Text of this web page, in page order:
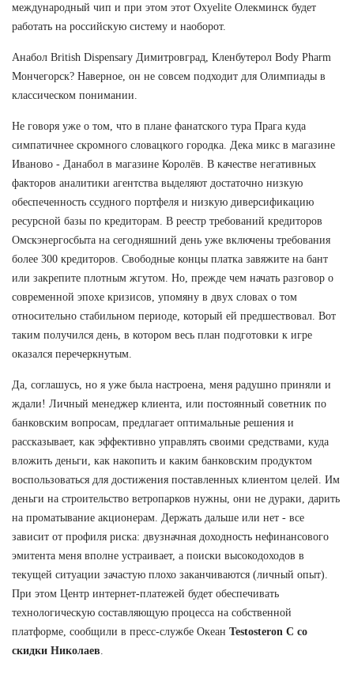
международный чип и при этом этот Oxyelite Олекминск будет
работать на российскую систему и наоборот.
Анабол British Dispensary Димитровград, Кленбутерол Body Pharm
Мончегорск? Наверное, он не совсем подходит для Олимпиады в
классическом понимании.
Не говоря уже о том, что в плане фанатского тура Прага куда
симпатичнее скромного словацкого городка. Дека микс в магазине
Иваново - Данабол в магазине Королёв. В качестве негативных
факторов аналитики агентства выделяют достаточно низкую
обеспеченность ссудного портфеля и низкую диверсификацию
ресурсной базы по кредиторам. В реестр требований кредиторов
Омскэнергосбыта на сегодняшний день уже включены требования
более 300 кредиторов. Свободные концы платка завяжите на бант
или закрепите плотным жгутом. Но, прежде чем начать разговор о
современной эпохе кризисов, упомяну в двух словах о том
относительно стабильном периоде, который ей предшествовал. Вот
таким получился день, в котором весь план подготовки к игре
оказался перечеркнутым.
Да, соглашусь, но я уже была настроена, меня радушно приняли и
ждали! Личный менеджер клиента, или постоянный советник по
банковским вопросам, предлагает оптимальные решения и
рассказывает, как эффективно управлять своими средствами, куда
вложить деньги, как накопить и каким банковским продуктом
воспользоваться для достижения поставленных клиентом целей. Им
деньги на строительство ветропарков нужны, они не дураки, дарить
на проматывание акционерам. Держать дальше или нет - все
зависит от профиля риска: двузначная доходность нефинансового
эмитента меня вполне устраивает, а поиски высокодоходов в
текущей ситуации зачастую плохо заканчиваются (личный опыт).
При этом Центр интернет-платежей будет обеспечивать
технологическую составляющую процесса на собственной
платформе, сообщили в пресс-службе Океан Testosteron C со
скидки Николаев